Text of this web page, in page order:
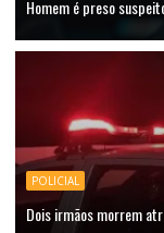
Homem é preso
POLICIAL
Dois irmãos morrem